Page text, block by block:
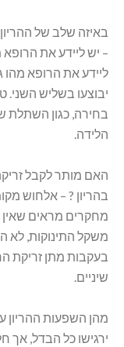
באיזה שלב של
– יש ליידע את
ליידע את הרופא מהו
יבוצעו בשליש השני.
בחירה, כגון השתלת
הלידה.
האם מותר לקבל
בהריון ? – אלחוש
מחקרים מראים שאין
משקל התינוקות, לא
בעקבות מתן זריקת
שיניים.
מהן השפעות
ירגישו כל הבדל, אך